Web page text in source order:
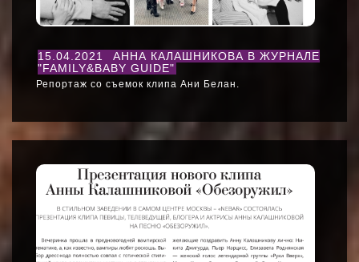
15.04.2021
АННА КАЛАШНИКОВА В ЖУРНАЛЕ
"FAMILY&BABY GUIDE"
Репортаж со съемок клипа Ани Белан.